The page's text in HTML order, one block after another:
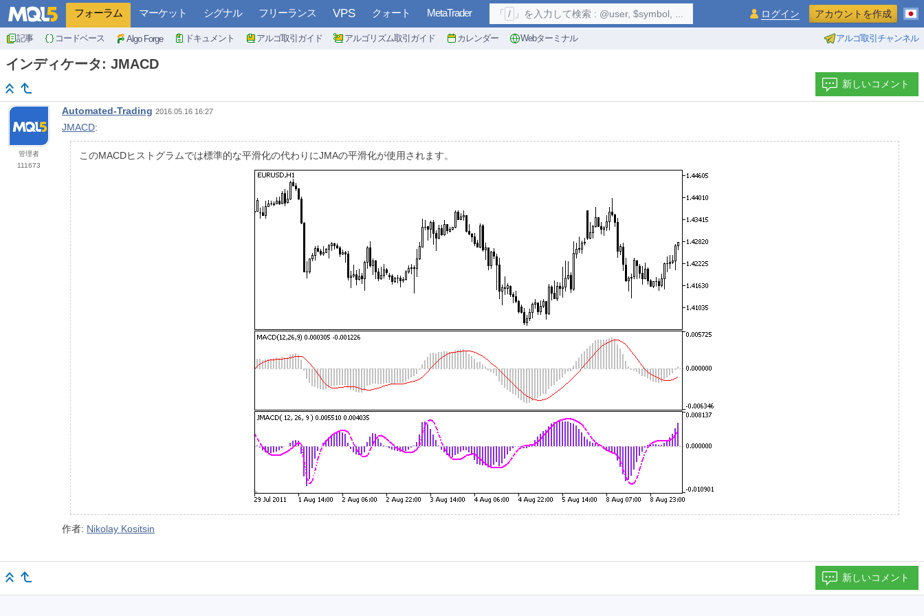
フォーラム マーケット シグナル フリーランス VPS クォート MetaTrader
記事 コードベース Algo Forge ドキュメント アルゴ取引ガイド アルゴリズム取引ガイド カレンダー Webターミナル アルゴ取引チャンネル
「 / 」を入力して検索 : @user, $symbol, ... ログイン アカウントを作成
インディケータ: JMACD
新しいコメント
管理者
111673
Automated-Trading 2016.05.16 16:27
JMACD:
このMACDヒストグラムでは標準的な平滑化の代わりにJMAの平滑化が使用されます。
作者: Nikolay Kositsin
新しいコメント